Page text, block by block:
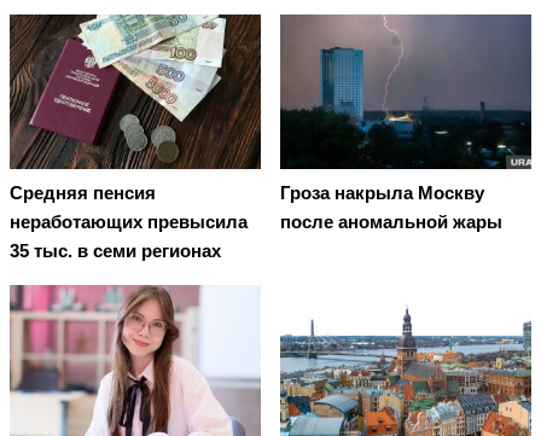
Средняя пенсия
неработающих превысила
35 тыс. в семи регионах
Гроза накрыла Москву
после аномальной жары